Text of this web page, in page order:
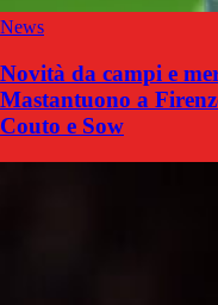
News
Novità da campi e
Mastantuono a
Couto e Sow